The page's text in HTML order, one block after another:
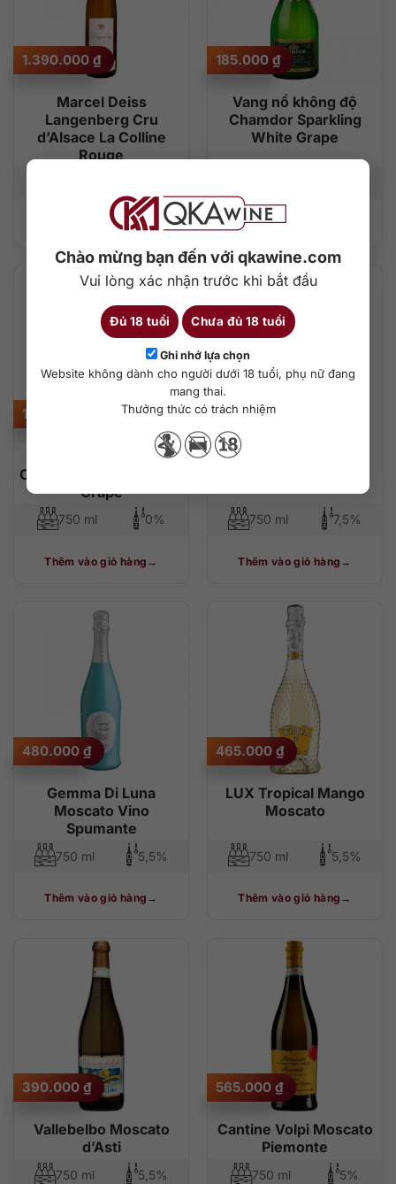
Chào mừng bạn đến với qkawine.com
Vui lòng xác nhận trước khi bắt đầu
Đủ 18 tuổi Chưa đủ 18 tuổi
Ghi nhớ lựa chọn
Website không dành cho người dưới 18 tuổi, phụ nữ đang
mang thai.
Thưởng thức có trách nhiệm
Marcel Deiss
Langenberg Cru
d’Alsace La Colline
Rouge
1.390.000 ₫
Thêm vào giỏ hàng
Vang nổ không độ
Chamdor Sparkling
White Grape
185.000 ₫
Thêm vào giỏ hàng
Vang nổ không độ
Chamdor Sparkling Red
Grape
165.000
750 ml 0%
Thêm vào giỏ hàng
Capetta Mr Klups
690.000
750 ml 7,5%
Thêm vào giỏ hàng
Gemma Di Luna
Moscato Vino
Spumante
480.000 ₫
750 ml 5,5%
Thêm vào giỏ hàng
LUX Tropical Mango
Moscato
465.000 ₫
750 ml 5,5%
Thêm vào giỏ hàng
Vallebelbo Moscato
d’Asti
390.000 ₫
750 ml 5,5%
Cantine Volpi Moscato
Piemonte
565.000 ₫
750 ml 5%